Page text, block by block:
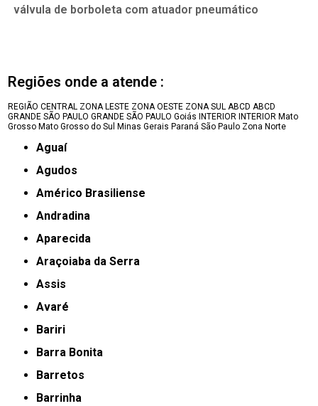
válvula de borboleta com atuador pneumático
Regiões onde a atende :
REGIÃO CENTRAL ZONA LESTE ZONA OESTE ZONA SUL ABCD ABCD
GRANDE SÃO PAULO GRANDE SÃO PAULO Goiás INTERIOR INTERIOR Mato
Grosso Mato Grosso do Sul Minas Gerais Paraná São Paulo Zona Norte
Aguaí
Agudos
Américo Brasiliense
Andradina
Aparecida
Araçoiaba da Serra
Assis
Avaré
Bariri
Barra Bonita
Barretos
Barrinha